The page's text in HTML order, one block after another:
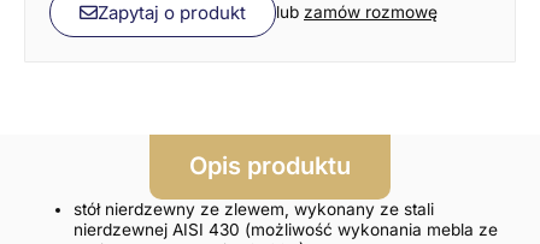
Zapytaj o produkt lub zamów rozmowę
Opis produktu
stół nierdzewny ze zlewem, wykonany ze stali
nierdzewnej AISI 430 (możliwość wykonania mebla ze